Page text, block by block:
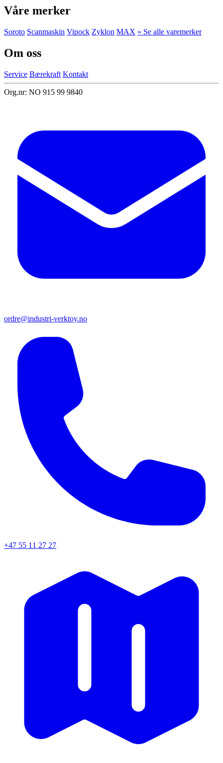
Våre merker
Soroto Scanmaskin Vipock Zyklon MAX » Se alle varemerker
Om oss
Service Bærekraft Kontakt
Org.nr: NO 915 99 9840
ordre@industri-verktoy.no
+47 55 11 27 27